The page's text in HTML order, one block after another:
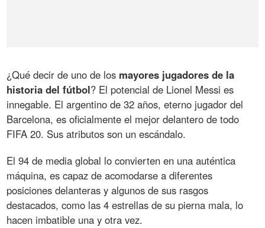
¿Qué decir de uno de los mayores jugadores de la
historia del fútbol? El potencial de Lionel Messi es
innegable. El argentino de 32 años, eterno jugador del
Barcelona, es oficialmente el mejor delantero de todo
FIFA 20. Sus atributos son un escándalo.
El 94 de media global lo convierten en una auténtica
máquina, es capaz de acomodarse a diferentes
posiciones delanteras y algunos de sus rasgos
destacados, como las 4 estrellas de su pierna mala, lo
hacen imbatible una y otra vez.